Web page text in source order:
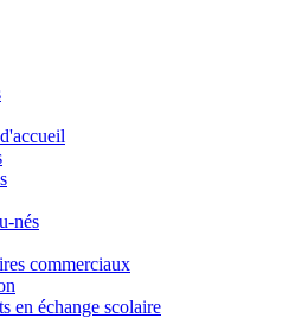
nés
commerciaux
en échange scolaire